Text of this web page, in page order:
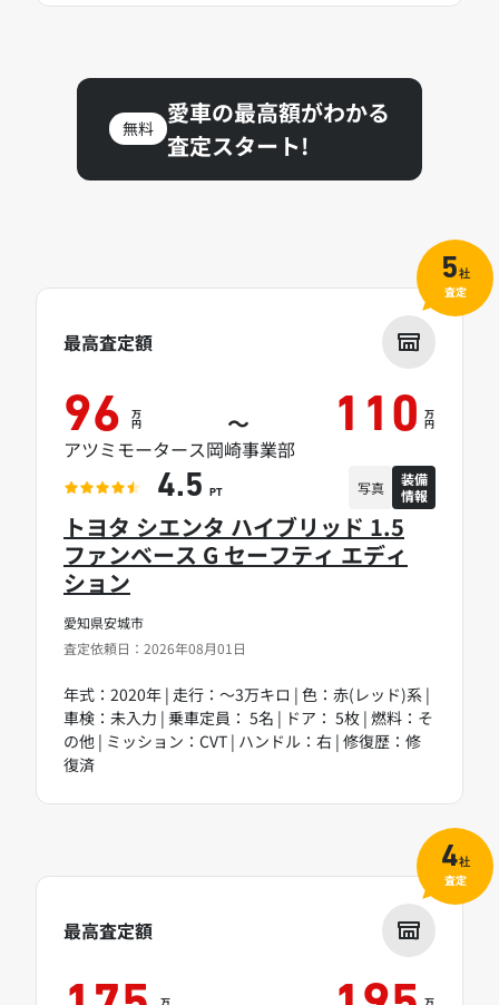
無料
愛車の最高額がわかる
査定スタート!
愛知県安城市
査定依頼日：2026年08月01日
トヨタ シエンタ ハイブリッド 1.5
ファンベース G セーフティ エディ
ション
年式：2020年 | 走行：～3万キロ | 色：赤(レッド)系 |
車検：未入力 | 乗車定員： 5名 | ドア： 5枚 | 燃料：そ
の他 | ミッション：CVT | ハンドル：右 | 修復歴：修
復済
最高査定額
96 万
円 ～ 110 万
円
アツミモータース岡崎事業部
4.5 PT 写真
装備
情報
5社
査定
最高査定額
万 万
4社
査定